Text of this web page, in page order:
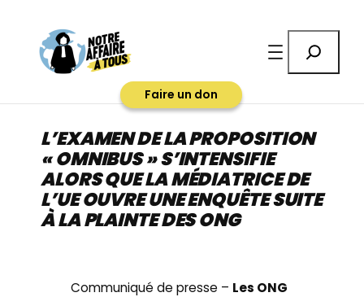
contenu
Faire un don
L’EXAMEN DE LA PROPOSITION
« OMNIBUS » S’INTENSIFIE
ALORS QUE LA MÉDIATRICE DE
L’UE OUVRE UNE ENQUÊTE SUITE
À LA PLAINTE DES ONG
Communiqué de presse – Les ONG